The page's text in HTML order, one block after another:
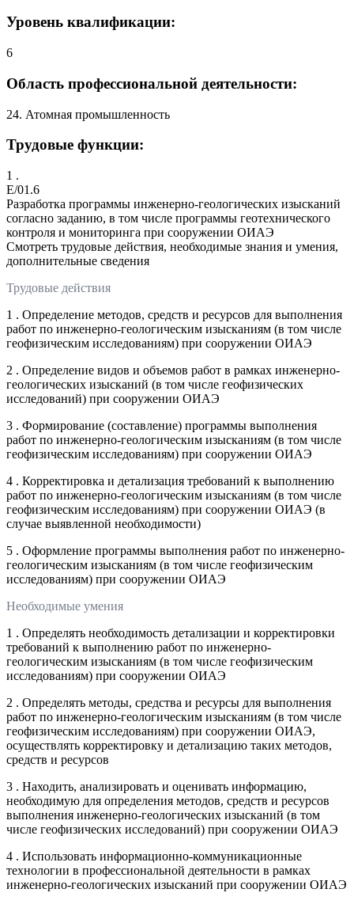
Уровень квалификации:
6
Область профессиональной деятельности:
24. Атомная промышленность
Трудовые функции:
1 .
E/01.6
Разработка программы инженерно-геологических изысканий
согласно заданию, в том числе программы геотехнического
контроля и мониторинга при сооружении ОИАЭ
Смотреть трудовые действия, необходимые знания и умения,
дополнительные сведения
Трудовые действия
1 . Определение методов, средств и ресурсов для выполнения
работ по инженерно-геологическим изысканиям (в том числе
геофизическим исследованиям) при сооружении ОИАЭ
2 . Определение видов и объемов работ в рамках инженерно-
геологических изысканий (в том числе геофизических
исследований) при сооружении ОИАЭ
3 . Формирование (составление) программы выполнения
работ по инженерно-геологическим изысканиям (в том числе
геофизическим исследованиям) при сооружении ОИАЭ
4 . Корректировка и детализация требований к выполнению
работ по инженерно-геологическим изысканиям (в том числе
геофизическим исследованиям) при сооружении ОИАЭ (в
случае выявленной необходимости)
5 . Оформление программы выполнения работ по инженерно-
геологическим изысканиям (в том числе геофизическим
исследованиям) при сооружении ОИАЭ
Необходимые умения
1 . Определять необходимость детализации и корректировки
требований к выполнению работ по инженерно-
геологическим изысканиям (в том числе геофизическим
исследованиям) при сооружении ОИАЭ
2 . Определять методы, средства и ресурсы для выполнения
работ по инженерно-геологическим изысканиям (в том числе
геофизическим исследованиям) при сооружении ОИАЭ,
осуществлять корректировку и детализацию таких методов,
средств и ресурсов
3 . Находить, анализировать и оценивать информацию,
необходимую для определения методов, средств и ресурсов
выполнения инженерно-геологических изысканий (в том
числе геофизических исследований) при сооружении ОИАЭ
4 . Использовать информационно-коммуникационные
технологии в профессиональной деятельности в рамках
инженерно-геологических изысканий при сооружении ОИАЭ